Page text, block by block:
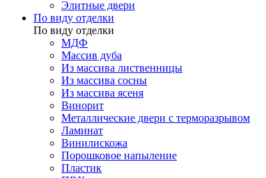
Элитные двери
По виду отделки
По виду отделки
МДФ
Массив дуба
Из массива лиственницы
Из массива сосны
Из массива ясеня
Винорит
Металлические двери с терморазрывом
Ламинат
Винилискожа
Порошковое напыление
Пластик